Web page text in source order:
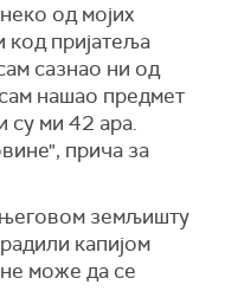
од мојих
пријатеља
сазнао ни од
нашао предмет
су ми 42 ара.
прича за
земљишту
капијом
може да се